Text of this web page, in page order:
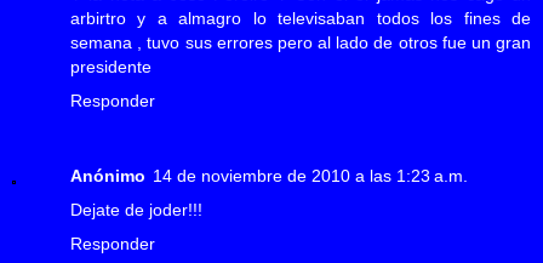
arbirtro y a almagro lo televisaban todos los fines de
semana , tuvo sus errores pero al lado de otros fue un gran
presidente
Responder
Anónimo 14 de noviembre de 2010 a las 1:23 a.m.
Dejate de joder!!!
Responder